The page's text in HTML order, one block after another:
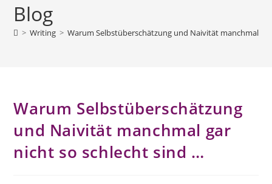
Blog
> Writing > Warum Selbstüberschätzung und Naivität manchmal
Warum Selbstüberschätzung
und Naivität manchmal gar
nicht so schlecht sind …